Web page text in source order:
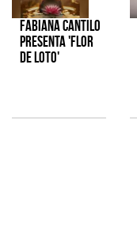
Fabiana Cantilo
presenta 'Flor
de Loto'